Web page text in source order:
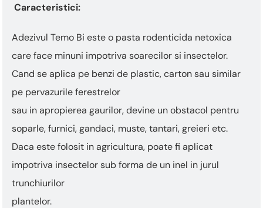
Caracteristici:
Adezivul Temo Bi este o pasta rodenticida netoxica
care face minuni impotriva soarecilor si insectelor.
Cand se aplica pe benzi de plastic, carton sau similar
pe pervazurile ferestrelor
sau in apropierea gaurilor, devine un obstacol pentru
soparle, furnici, gandaci, muste, tantari, greieri etc.
Daca este folosit in agricultura, poate fi aplicat
impotriva insectelor sub forma de un inel in jurul
trunchiurilor
plantelor.